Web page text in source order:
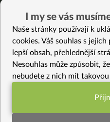
Krémová zeleninová polévka s koprem
Celozrnná rýže basmati se zeleninou
Vybrané recepty
Nápoj ze lněných semínek –
Černé sojové boby s rýží a čirokem –
Fazolový nákyp
I my se vás
Naše stránky používají k
cookies. Váš souhlas s
lepší obsah, přehlednější
Nesouhlas může způsobit,
nebudete z nich mít
Funkční nastavení